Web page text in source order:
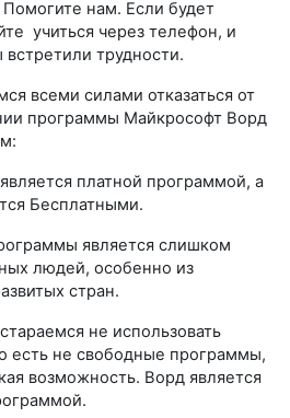
нам. Если будет
учиться через телефон, и
трудности.
всеми силами отказаться от
программы Майкрософт Ворд
платной программой, а
Бесплатными.
является слишком
людей, особенно из
стран.
не использовать
есть не свободные программы,
возможность. Ворд является